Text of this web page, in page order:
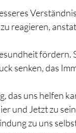
reagieren,
fördern.
senken, das
das uns helfen
und Jetzt zu
zu uns